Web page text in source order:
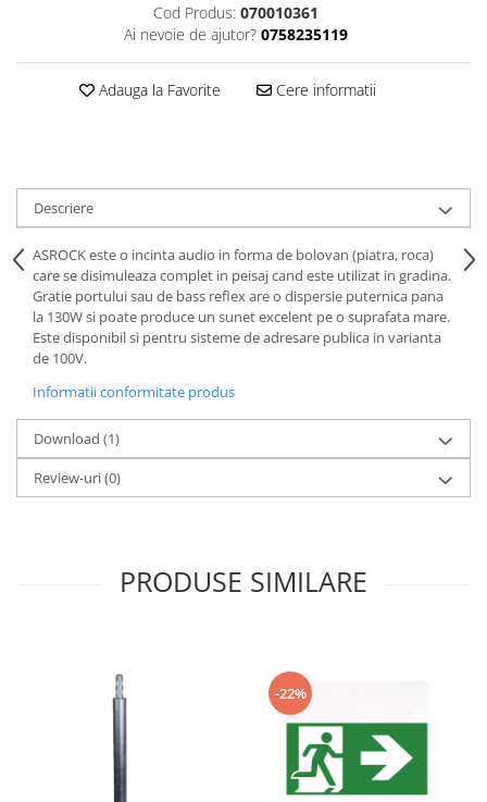
Cod Produs: 070010361
Ai nevoie de ajutor? 0758235119
Adauga la Favorite Cere informatii
Descriere
ASROCK este o incinta audio in forma de bolovan (piatra, roca)
care se disimuleaza complet in peisaj cand este utilizat in gradina.
Gratie portului sau de bass reflex are o dispersie puternica pana
la 130W si poate produce un sunet excelent pe o suprafata mare.
Este disponibil si pentru sisteme de adresare publica in varianta
de 100V.
Informatii conformitate produs
Download (1)
Review-uri(0)
PRODUSE SIMILARE
-22%